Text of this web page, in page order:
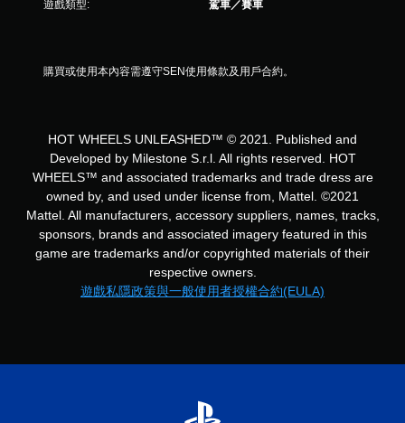
遊戲類型: 駕車／賽車
購買或使用本內容需遵守SEN使用條款及用戶合約。
HOT WHEELS UNLEASHED™ © 2021. Published and
Developed by Milestone S.r.l. All rights reserved. HOT
WHEELS™ and associated trademarks and trade dress are
owned by, and used under license from, Mattel. ©2021
Mattel. All manufacturers, accessory suppliers, names, tracks,
sponsors, brands and associated imagery featured in this
game are trademarks and/or copyrighted materials of their
respective owners.
遊戲私隱政策與一般使用者授權合約(EULA)